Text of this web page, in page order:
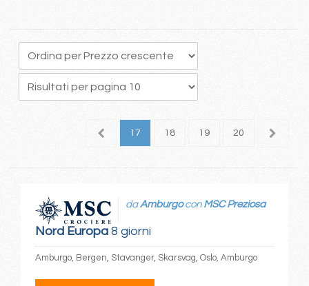
16 17 18 19 20 21
Nord Europa8 giorni
daAmburgocon MSC Preziosa
Amburgo, Bergen, Stavanger, Skarsvag, Oslo, Amburgo